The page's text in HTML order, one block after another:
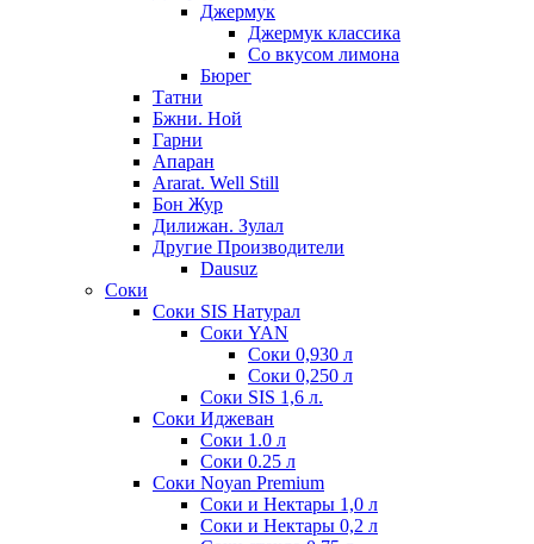
Джермук
Джермук классика
Со вкусом лимона
Бюрег
Татни
Бжни. Ной
Гарни
Апаран
Ararat. Well Still
Бон Жур
Дилижан. Зулал
Другие Производители
Dausuz
Соки
Соки SIS Натурал
Соки YAN
Соки 0,930 л
Соки 0,250 л
Соки SIS 1,6 л.
Соки Иджеван
Соки 1.0 л
Соки 0.25 л
Соки Noyan Premium
Соки и Нектары 1,0 л
Соки и Нектары 0,2 л